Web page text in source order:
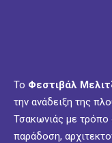
Το Φεστιβάλ
την ανάδειξη της
Τσακωνιάς με τρόπο
παράδοση,